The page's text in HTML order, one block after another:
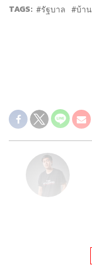
TAGS: รัฐบาล บ้าน